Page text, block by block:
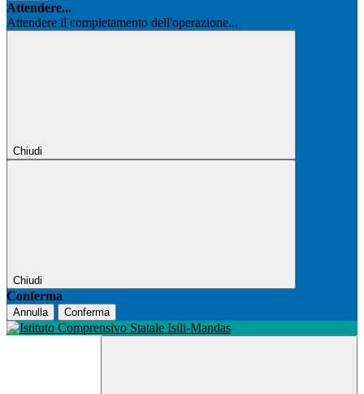
Attendere...
Attendere il completamento dell'operazione...
Chiudi
Chiudi
Conferma
Annulla Conferma